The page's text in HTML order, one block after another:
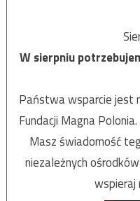
W sierpniu
Państwa wsparcie jest
Fundacji Magna Polonia.
Masz świadomość
niezależnych
wspieraj